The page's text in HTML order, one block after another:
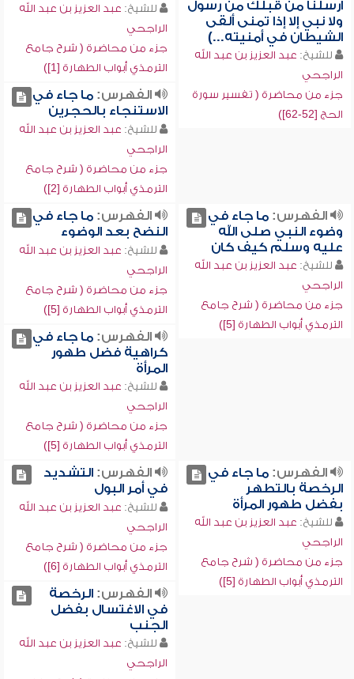
أرسلنا من قبلك من رسول
ولا نبي إلا إذا تمنى ألقى
الشيطان في أمنيته...)
للشيخ: عبد العزيز بن عبد الله
الراجحي
جزء من محاضرة ( تفسير سورة
الحج [52-62])
للشيخ: عبد العزيز بن عبد الله
الراجحي
جزء من محاضرة ( شرح جامع
الترمذي أبواب الطهارة [1])
الفهرس:ما جاء في
الاستنجاء بالحجرين
للشيخ: عبد العزيز بن عبد الله
الراجحي
جزء من محاضرة ( شرح جامع
الترمذي أبواب الطهارة [2])
الفهرس:ما جاء في
وضوء النبي صلى الله
عليه وسلم كيف كان
للشيخ: عبد العزيز بن عبد الله
الراجحي
جزء من محاضرة ( شرح جامع
الترمذي أبواب الطهارة [5])
الفهرس:ما جاء في
النضح بعد الوضوء
للشيخ: عبد العزيز بن عبد الله
الراجحي
جزء من محاضرة ( شرح جامع
الترمذي أبواب الطهارة [5])
الفهرس:ما جاء في
كراهية فضل طهور
المرأة
للشيخ: عبد العزيز بن عبد الله
الراجحي
جزء من محاضرة ( شرح جامع
الترمذي أبواب الطهارة [5])
الفهرس:ما جاء في
الرخصة بالتطهر
بفضل طهور المرأة
للشيخ: عبد العزيز بن عبد الله
الراجحي
جزء من محاضرة ( شرح جامع
الترمذي أبواب الطهارة [5])
الفهرس:التشديد
في أمر البول
للشيخ: عبد العزيز بن عبد الله
الراجحي
جزء من محاضرة ( شرح جامع
الترمذي أبواب الطهارة [6])
الفهرس:الرخصة
في الاغتسال بفضل
الجنب
للشيخ: عبد العزيز بن عبد الله
الراجحي